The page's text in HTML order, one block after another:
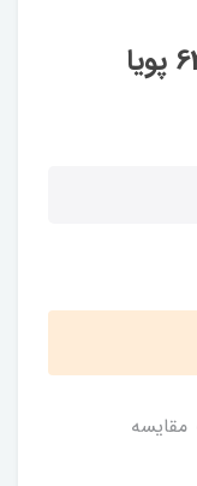
بست ماده پلی اتیلن "2*63 پویا
مقایسه